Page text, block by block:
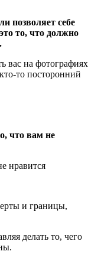
позволяет себе
то, что должно
вас на фотографиях
то посторонний
что вам не
и границы,
делать то, чего